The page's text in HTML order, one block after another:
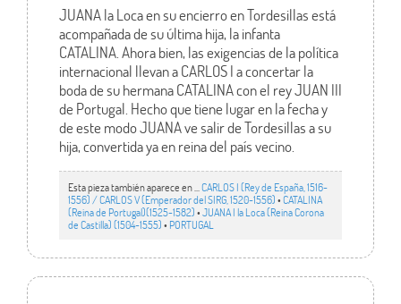
JUANA la Loca en su encierro en Tordesillas está
acompañada de su última hija, la infanta
CATALINA. Ahora bien, las exigencias de la política
internacional llevan a CARLOS I a concertar la
boda de su hermana CATALINA con el rey JUAN III
de Portugal. Hecho que tiene lugar en la fecha y
de este modo JUANA ve salir de Tordesillas a su
hija, convertida ya en reina del país vecino.
Esta pieza también aparece en ... CARLOS I (Rey de España, 1516-
1556) / CARLOS V (Emperador del SIRG, 1520-1556)•CATALINA
(Reina de Portugal)(1525-1582)•JUANA I la Loca (Reina Corona
de Castilla) (1504-1555)• PORTUGAL